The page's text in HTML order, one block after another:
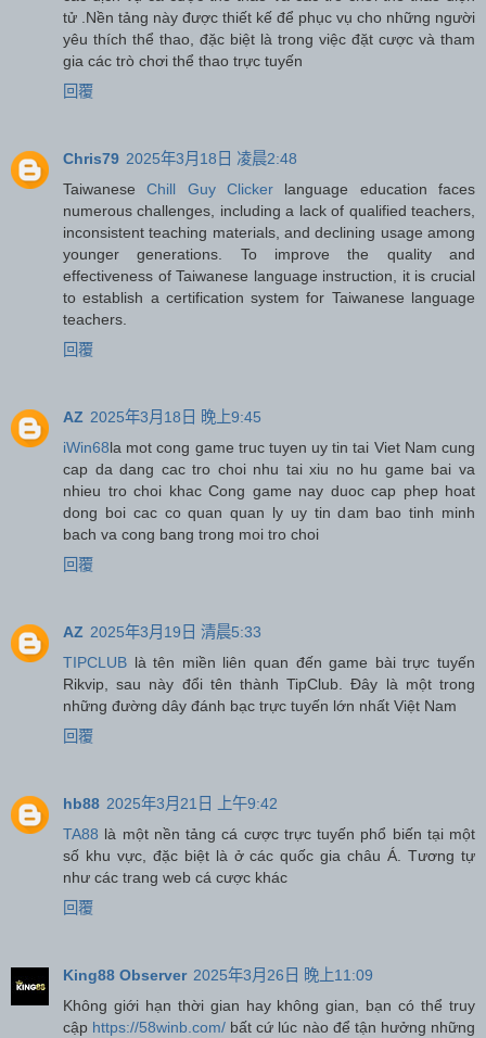
tử .Nền tảng này được thiết kế để phục vụ cho những người
yêu thích thể thao, đặc biệt là trong việc đặt cược và tham
gia các trò chơi thể thao trực tuyến
回覆
Chris79 2025年3月18日 凌晨2:48
TaiwaneseChill Guy Clicker language education faces
numerous challenges, including a lack of qualified teachers,
inconsistent teaching materials, and declining usage among
younger generations. To improve the quality and
effectiveness of Taiwanese language instruction, it is crucial
to establish a certification system for Taiwanese language
teachers.
回覆
AZ 2025年3月18日 晚上9:45
iWin68la mot cong game truc tuyen uy tin tai Viet Nam cung
cap da dang cac tro choi nhu tai xiu no hu game bai va
nhieu tro choi khac Cong game nay duoc cap phep hoat
dong boi cac co quan quan ly uy tin dam bao tinh minh
bach va cong bang trong moi tro choi
回覆
AZ 2025年3月19日 清晨5:33
TIPCLUB là tên miền liên quan đến game bài trực tuyến
Rikvip, sau này đổi tên thành TipClub. Đây là một trong
những đường dây đánh bạc trực tuyến lớn nhất Việt Nam
回覆
hb88 2025年3月21日 上午9:42
TA88 là một nền tảng cá cược trực tuyến phổ biến tại một
số khu vực, đặc biệt là ở các quốc gia châu Á. Tương tự
như các trang web cá cược khác
回覆
King88 Observer 2025年3月26日 晚上11:09
Không giới hạn thời gian hay không gian, bạn có thể truy
cập https://58winb.com/ bất cứ lúc nào để tận hưởng những